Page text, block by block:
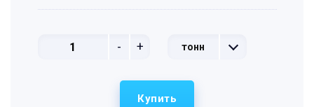
- + тонн
Купить